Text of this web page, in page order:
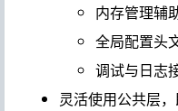
内存管理辅
全局配置头
调试与日志
灵活使用公共层